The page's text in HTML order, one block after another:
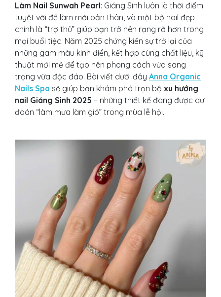
Làm Nail Sunwah Pearl: Giáng Sinh luôn là thời điểm
tuyệt vời để làm mới bản thân, và một bộ nail đẹp
chính là “trợ thủ” giúp bạn trở nên rạng rỡ hơn trong
mọi buổi tiệc. Năm 2025 chứng kiến sự trở lại của
những gam màu kinh điển, kết hợp cùng chất liệu, kỹ
thuật mới mẻ để tạo nên phong cách vừa sang
trọng vừa độc đáo. Bài viết dưới đây Anna Organic
Nails Spa sẽ giúp bạn khám phá trọn bộ xu hướng
nail Giáng Sinh 2025 – những thiết kế đang được dự
đoán “làm mưa làm gió” trong mùa lễ hội.